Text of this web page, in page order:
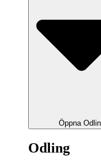
Öppna
Odling